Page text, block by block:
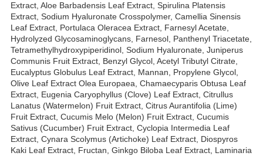
Extract, Aloe Barbadensis Leaf Extract, Spirulina Platensis
Extract, Sodium Hyaluronate Crosspolymer, Camellia Sinensis
Leaf Extract, Portulaca Oleracea Extract, Farnesyl Acetate,
Hydrolyzed Glycosaminoglycans, Farnesol, Panthenyl Triacetate,
Tetramethylhydroxypiperidinol, Sodium Hyaluronate, Juniperus
Communis Fruit Extract, Benzyl Glycol, Acetyl Tributyl Citrate,
Eucalyptus Globulus Leaf Extract, Mannan, Propylene Glycol,
Olive Leaf Extract Olea Europaea, Chamaecyparis Obtusa Leaf
Extract, Eugenia Caryophyllus (Clove) Leaf Extract, Citrullus
Lanatus (Watermelon) Fruit Extract, Citrus Aurantifolia (Lime)
Fruit Extract, Cucumis Melo (Melon) Fruit Extract, Cucumis
Sativus (Cucumber) Fruit Extract, Cyclopia Intermedia Leaf
Extract, Cynara Scolymus (Artichoke) Leaf Extract, Diospyros
Kaki Leaf Extract, Fructan, Ginkgo Biloba Leaf Extract, Laminaria